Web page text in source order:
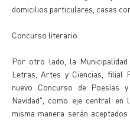
domicilios particulares, casas
Concurso literario
Por otro lado, la
Letras, Artes y Ciencias, filial
nuevo Concurso de Poesías
Navidad", como eje central en
misma manera serán